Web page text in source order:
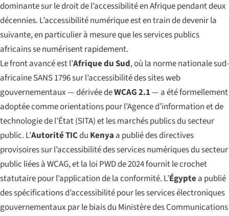
dominante sur le droit de l’accessibilité en Afrique pendant deux
décennies. L’accessibilité numérique est en train de devenir la
suivante, en particulier à mesure que les services publics
africains se numérisent rapidement.
Le front avancé est l’Afrique du Sud, où la norme nationale sud-
africaine SANS 1796 sur l’accessibilité des sites web
gouvernementaux — dérivée deWCAG 2.1— a été formellement
adoptée comme orientations pour l’Agence d’information et de
technologie de l’État (SITA) et les marchés publics du secteur
public. L’Autorité TICdu Kenya a publié des directives
provisoires sur l’accessibilité des services numériques du secteur
public liées à WCAG, et la loi PWD de 2024 fournit le crochet
statutaire pour l’application de la conformité. L’Égyptea publié
des spécifications d’accessibilité pour les services électroniques
gouvernementaux par le biais du Ministère des Communications